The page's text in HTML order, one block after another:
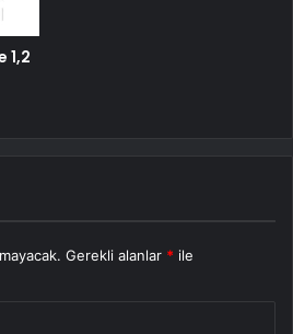
1,2
Gerekli alanlar * ile